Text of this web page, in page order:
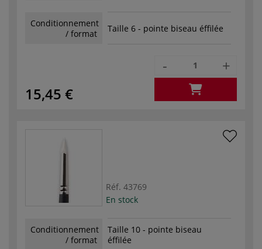
Conditionnement
/ format
Taille 6 - pointe biseau éffilée
15,45 €
- +
Réf. 43769
En stock
Conditionnement
/ format
Taille 10 - pointe biseau
éffilée